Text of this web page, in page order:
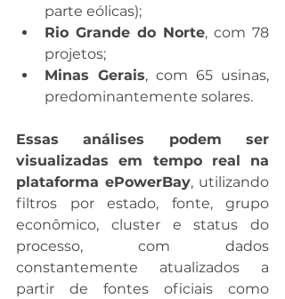
parte eólicas);
Rio Grande do Norte, com 78
projetos;
Minas Gerais, com 65 usinas,
predominantemente solares.
Essas análises podem ser
visualizadas em tempo real na
plataforma ePowerBay, utilizando
filtros por estado, fonte, grupo
econômico, cluster e status do
processo, com dados
constantemente atualizados a
partir de fontes oficiais como